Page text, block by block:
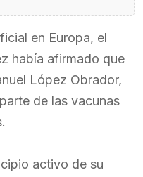
en Europa, el
había afirmado que
López Obrador,
de las vacunas
activo de su